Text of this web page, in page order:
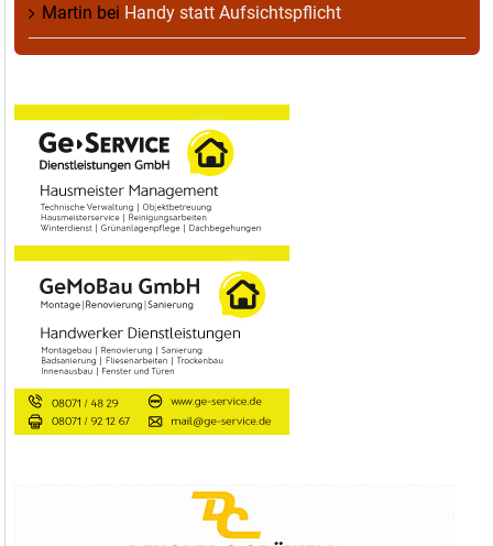
Martin bei Handy statt Aufsichtspflicht